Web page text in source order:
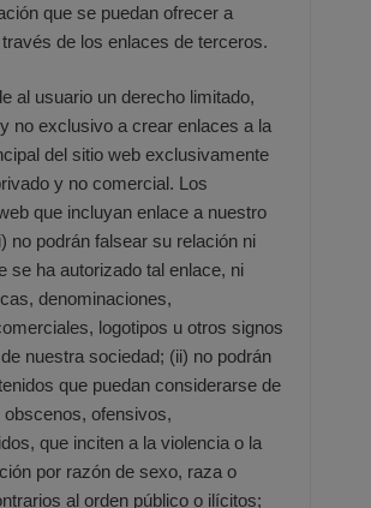
que se puedan ofrecer a
de los enlaces de terceros.
al usuario un derecho limitado,
no exclusivo a crear enlaces a la
del sitio web exclusivamente
y no comercial. Los
que incluyan enlace a nuestro
no podrán falsear su relación ni
se ha autorizado tal enlace, ni
denominaciones,
logotipos u otros signos
nuestra sociedad; (ii) no podrán
que puedan considerarse de
obscenos, ofensivos,
que inciten a la violencia o la
por razón de sexo, raza o
al orden público o ilícitos;